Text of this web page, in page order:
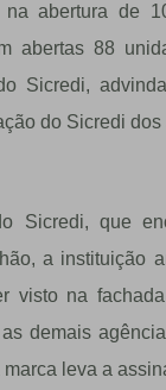
abertura de
abertas 88
Sicredi,
do Sicredi
Sicredi, que
a instituição
visto na
demais
leva a